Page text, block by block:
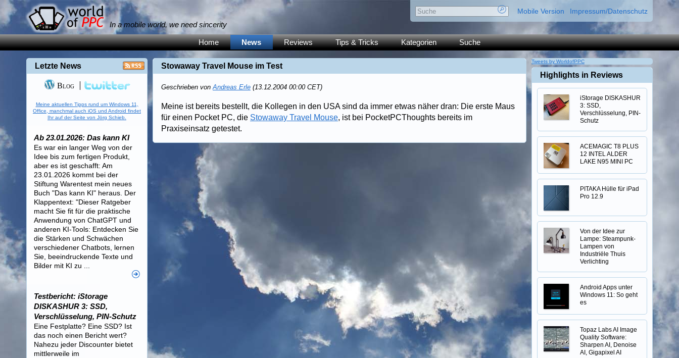
In a mobile world, we need sincerity
Mobile Version Impressum/Datenschutz
Home News Reviews Tips & Tricks Kategorien Suche
Stowaway Travel Mouse im Test
Geschrieben vonAndreas Erle (13.12.2004 00:00 CET)
Meine ist bereits bestellt, die Kollegen in den USA sind da immer etwas näher dran: Die erste Maus
für einen Pocket PC, die Stowaway Travel Mouse, ist bei PocketPCThoughts bereits im
Praxiseinsatz getestet.
Letzte News
Blog
Meine aktuellen Tipps rund um Windows 11,
Office, manchmal auch iOS und Android findet
Ihr auf der Seite von Jörg Schieb.
Ab 23.01.2026: Das kann KI
Es war ein langer Weg von der
Idee bis zum fertigen Produkt,
aber es ist geschafft: Am
23.01.2026 kommt bei der
Stiftung Warentest mein neues
Buch "Das kann KI" heraus. Der
Klappentext: "Dieser Ratgeber
macht Sie fit für die praktische
Anwendung von ChatGPT und
anderen KI-Tools: Entdecken Sie
die Stärken und Schwächen
verschiedener Chatbots, lernen
Sie, beeindruckende Texte und
Bilder mit KI zu ...
Testbericht: iStorage
DISKASHUR 3: SSD,
Verschlüsselung, PIN-Schutz
Eine Festplatte? Eine SSD? Ist
das noch einen Bericht wert?
Nahezu jeder Discounter bietet
mittlerweile im
Tweets by WorldofPPC
Highlights in Reviews
iStorage DISKASHUR
3: SSD,
Verschlüsselung, PIN-
Schutz
ACEMAGIC T8 PLUS
12 INTEL ALDER
LAKE N95 MINI PC
PITAKA Hülle für iPad
Pro 12.9
Von der Idee zur
Lampe: Steampunk-
Lampen von
Industriële Thuis
Verlichting
Android Apps unter
Windows 11: So geht
es
Topaz Labs AI Image
Quality Software:
Sharpen AI, Denoise
AI, Gigapixel AI